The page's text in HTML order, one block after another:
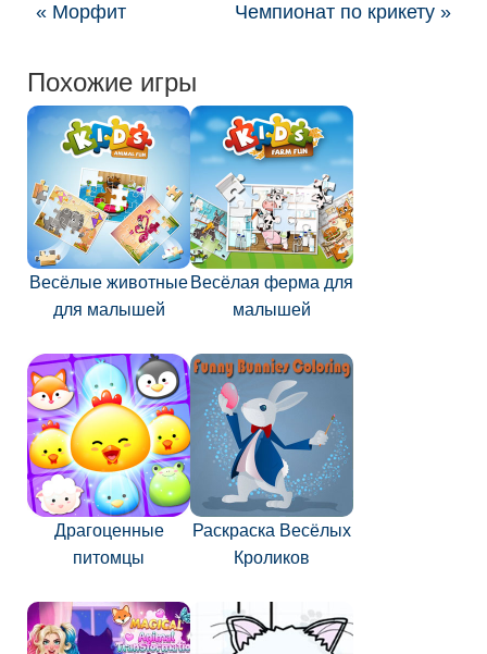
« Морфит Чемпионат по крикету »
Похожие игры
Весёлые животные
для малышей
Весёлая ферма для
малышей
Драгоценные
питомцы
Раскраска Весёлых
Кроликов